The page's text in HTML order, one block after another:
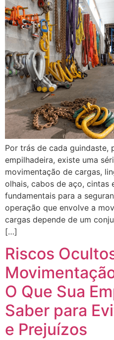
Por trás de cada guindaste,
empilhadeira, existe uma
movimentação de cargas,
olhais, cabos de aço, cintas
fundamentais para a
operação que envolve a
cargas depende de um
[…]
Riscos
O Que Sua
Saber para
e Prejuízos